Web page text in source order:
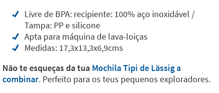
Livre de BPA: recipiente: 100% aço inoxidável /
Tampa: PP e silicone
Apta para máquina de lava-loiças
Medidas: 17,3x13,3x6,9cms
Não te esqueças da tua Mochila Tipi de Lässig a
combinar. Perfeito para os teus pequenos exploradores.